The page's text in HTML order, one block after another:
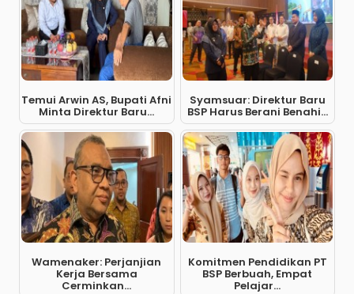
Temui Arwin AS, Bupati Afni
Minta Direktur Baru...
Syamsuar: Direktur Baru
BSP Harus Berani Benahi...
Wamenaker: Perjanjian
Kerja Bersama
Cerminkan...
Komitmen Pendidikan PT
BSP Berbuah, Empat
Pelajar...